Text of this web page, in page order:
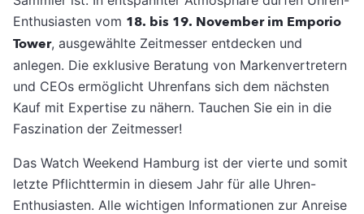
Enthusiasten vom 18. bis 19. November im Emporio
Tower, ausgewählte Zeitmesser entdecken und
anlegen. Die exklusive Beratung von Markenvertretern
und CEOs ermöglicht Uhrenfans sich dem nächsten
Kauf mit Expertise zu nähern. Tauchen Sie ein in die
Faszination der Zeitmesser!
Das Watch Weekend Hamburg ist der vierte und somit
letzte Pflichttermin in diesem Jahr für alle Uhren-
Enthusiasten. Alle wichtigen Informationen zur Anreise